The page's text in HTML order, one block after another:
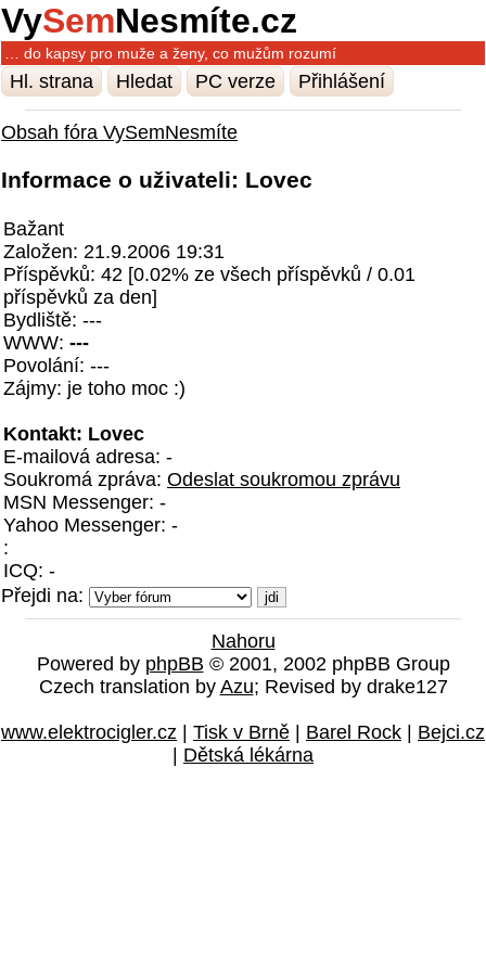
VySemNesmíte.cz
… do kapsy pro muže a ženy, co mužům rozumí
Hl. strana Hledat PC verze Přihlášení
Obsah fóra VySemNesmíte
Informace o uživateli: Lovec
Bažant
Založen: 21.9.2006 19:31
Příspěvků: 42 [0.02% ze všech příspěvků / 0.01
příspěvků za den]
Bydliště: ---
WWW: ---
Povolání: ---
Zájmy: je toho moc :)
Kontakt: Lovec
E-mailová adresa: -
Soukromá zpráva: Odeslat soukromou zprávu
MSN Messenger: -
Yahoo Messenger: -
:
ICQ: -
Přejdi na:
Nahoru
Powered by phpBB © 2001, 2002 phpBB Group
Czech translation by Azu; Revised by drake127
www.elektrocigler.cz Tisk v Brně Barel Rock
Bejci.cz
Dětská lékárna